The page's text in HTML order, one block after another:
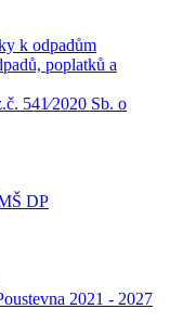
k odpadům
poplatků a
541⁄2020 Sb. o
DP
2021 - 2027